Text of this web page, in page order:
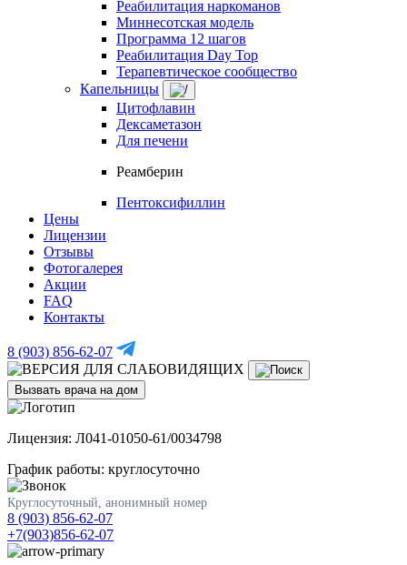
Реабилитация наркоманов
Миннесотская модель
Программа 12 шагов
Реабилитация Day Top
Терапевтическое сообщество
Капельницы
Цитофлавин
Дексаметазон
Для печени
Реамберин
Пентоксифиллин
Цены
Лицензии
Отзывы
Фотогалерея
Акции
FAQ
Контакты
8 (903) 856-62-07
Вызвать врача на дом
Лицензия: Л041-01050-61/0034798
График работы: круглосуточно
Круглосуточный, анонимный номер
8 (903) 856-62-07
+7(903)856-62-07